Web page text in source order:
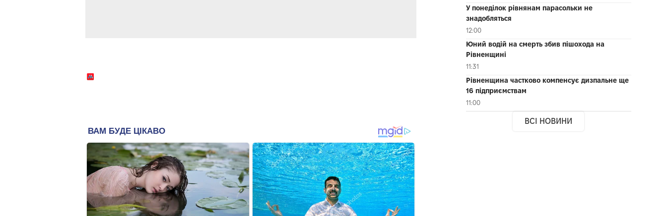
У понеділок рівнянам парасольки не
знадобляться
12:00
Юний водій на смерть збив пішохода на
Рівненщині
11:31
Рівненщина частково компенсує дизпальне ще
16 підприємствам
11:00
ВСІ НОВИНИ